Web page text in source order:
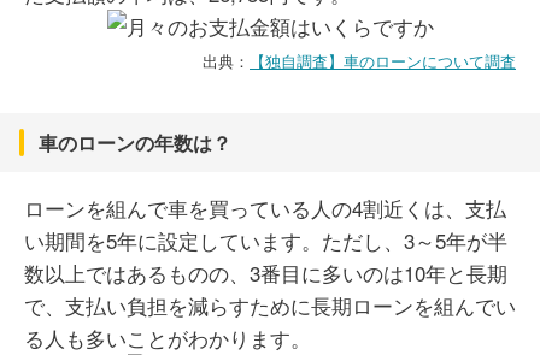
出典： 【独自調査】車のローンについて調査
車のローンの年数は？
ローンを組んで車を買っている人の4割近くは、支払
い期間を5年に設定しています。ただし、3～5年が半
数以上ではあるものの、3番目に多いのは10年と長期
で、支払い負担を減らすために長期ローンを組んでい
る人も多いことがわかります。